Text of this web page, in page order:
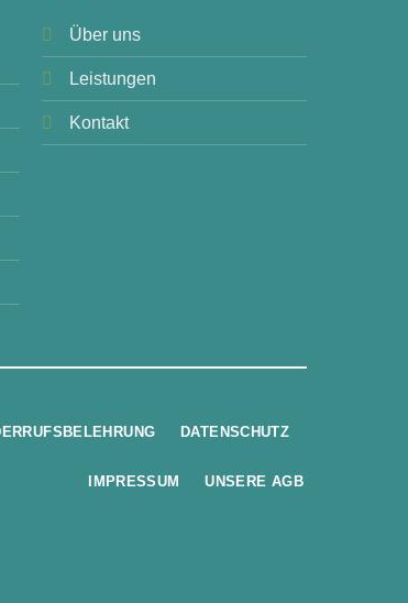
Über uns
Leistungen
Kontakt
DATENSCHUTZ
IMPRESSUM UNSERE AGB